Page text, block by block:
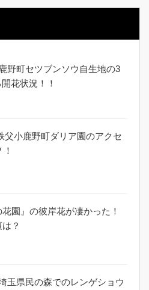
野町セツブンソウ自生地の3
花状況！！
父小鹿野町ダリア園のアクセ
園』の彼岸花が凄かった！
？
玉県民の森でのレンゲショウ